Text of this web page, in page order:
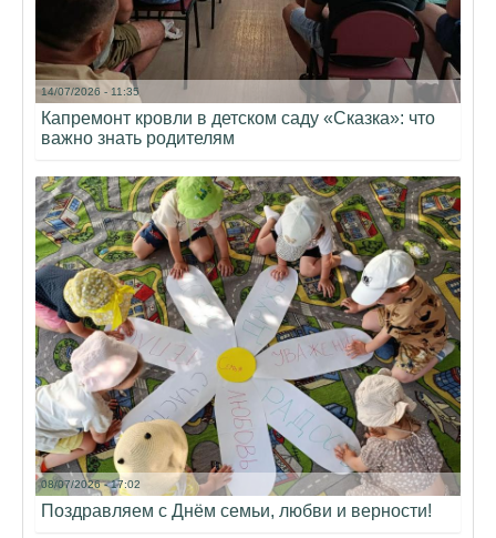
14/07/2026 - 11:35
Капремонт кровли в детском саду «Сказка»: что
важно знать родителям
08/07/2026 - 17:02
Поздравляем с Днём семьи, любви и верности!